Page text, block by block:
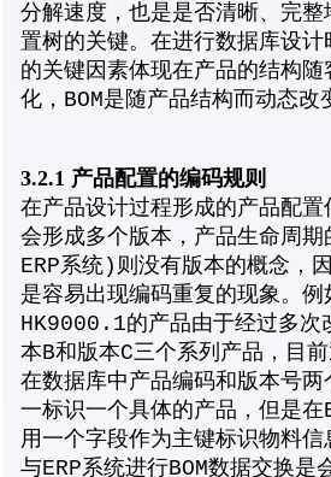
分解速度，也是是否清晰、完
置树的关键。在进行数据库设计
的关键因素体现在产品的结构
化，BOM是随产品结构而动态改
3.2.1 产品配置的编码规则
在产品设计过程形成的产品配置
会形成多个版本，产品生命周期
ERP系统)则没有版本的概念，
是容易出现编码重复的现象。例
HK9000.1的产品由于经过多次
本B和版本C三个系列产品，目
在数据库中产品编码和版本号
一标识一个具体的产品，但是在
用一个字段作为主键标识物料信
与ERP系统进行BOM数据交换是